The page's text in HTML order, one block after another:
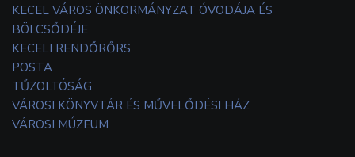
KECEL VÁROS ÖNKORMÁNYZAT ÓVODÁJA ÉS
BÖLCSŐDÉJE
KECELI RENDŐRŐRS
POSTA
TŰZOLTÓSÁG
VÁROSI KÖNYVTÁR ÉS MŰVELŐDÉSI HÁZ
VÁROSI MÚZEUM